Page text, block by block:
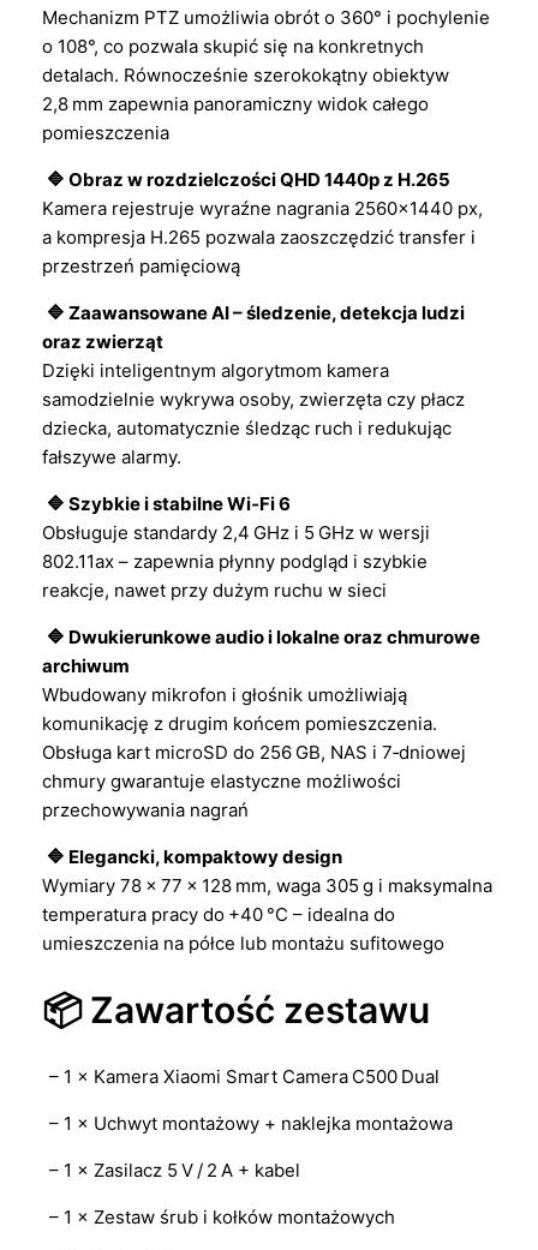
Mechanizm PTZ umożliwia obrót o 360° i pochylenie
o 108°, co pozwala skupić się na konkretnych
detalach. Równocześnie szerokokątny obiektyw
2,8 mm zapewnia panoramiczny widok całego
pomieszczenia
🔷 Obraz w rozdzielczości QHD 1440p z H.265
Kamera rejestruje wyraźne nagrania 2560×1440 px,
a kompresja H.265 pozwala zaoszczędzić transfer i
przestrzeń pamięciową
🔷 Zaawansowane AI – śledzenie, detekcja ludzi
oraz zwierząt
Dzięki inteligentnym algorytmom kamera
samodzielnie wykrywa osoby, zwierzęta czy płacz
dziecka, automatycznie śledząc ruch i redukując
fałszywe alarmy.
🔷 Szybkie i stabilne Wi‑Fi 6
Obsługuje standardy 2,4 GHz i 5 GHz w wersji
802.11ax – zapewnia płynny podgląd i szybkie
reakcje, nawet przy dużym ruchu w sieci
🔷 Dwukierunkowe audio i lokalne oraz chmurowe
archiwum
Wbudowany mikrofon i głośnik umożliwiają
komunikację z drugim końcem pomieszczenia.
Obsługa kart microSD do 256 GB, NAS i 7‑dniowej
chmury gwarantuje elastyczne możliwości
przechowywania nagrań
🔷 Elegancki, kompaktowy design
Wymiary 78 × 77 × 128 mm, waga 305 g i maksymalna
temperatura pracy do +40 °C – idealna do
umieszczenia na półce lub montażu sufitowego
📦 Zawartość zestawu
– 1 × Kamera Xiaomi Smart Camera C500 Dual
– 1 × Uchwyt montażowy + naklejka montażowa
– 1 × Zasilacz 5 V / 2 A + kabel
– 1 × Zestaw śrub i kołków montażowych